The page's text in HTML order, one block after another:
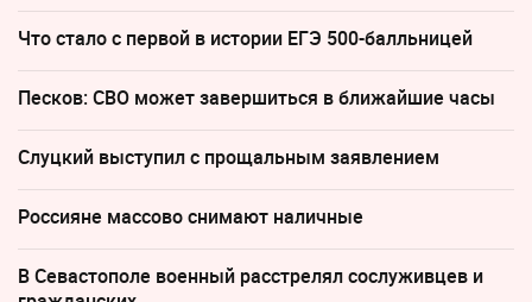
Что стало с первой в истории ЕГЭ 500-балльницей
Песков: СВО может завершиться в ближайшие часы
Слуцкий выступил с прощальным заявлением
Россияне массово снимают наличные
В Севастополе военный расстрелял сослуживцев и